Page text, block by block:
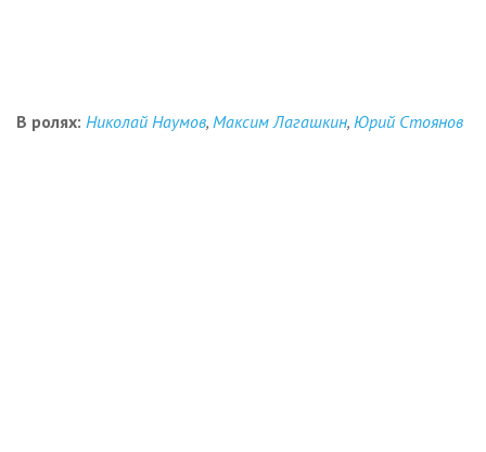
В ролях: Николай Наумов, Максим Лагашкин, Юрий Стоянов